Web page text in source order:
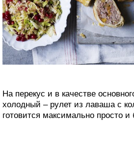
На перекус и в качестве
холодный – рулет из лаваша с
готовится максимально просто и